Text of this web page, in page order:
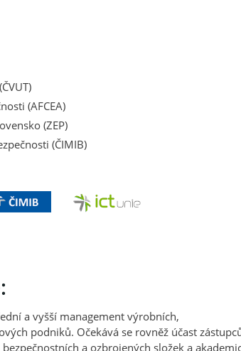
(AFCEA)
(ZEP)
(ČIMIB)
a vyšší management výrobních,
podniků. Očekává se rovněž účast
a ozbrojených složek a